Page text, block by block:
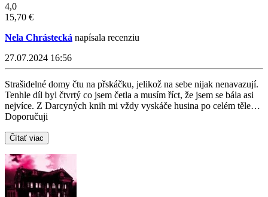
4,0
15,70 €
Nela Chrástecká napísala recenziu
27.07.2024 16:56
Strašidelné domy čtu na přskáčku, jelikož na sebe nijak nenavazují.
Tenhle díl byl čtvrtý co jsem četla a musím říct, že jsem se bála asi
nejvíce. Z Darcyných knih mi vždy vyskáče husina po celém těle…
Doporučuji
Čítať viac